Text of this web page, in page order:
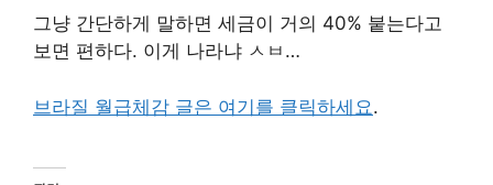
그냥 간단하게 말하면 세금이 거의 40% 붙는다고
보면 편하다. 이게 나라냐 ㅅㅂ…
브라질 월급체감 글은 여기를 클릭하세요.